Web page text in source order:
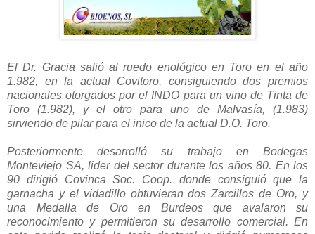
El Dr. Gracia salió al ruedo enológico en Toro en el año
1.982, en la actual Covitoro, consiguiendo dos premios
nacionales otorgados por el INDO para un vino de Tinta de
Toro (1.982), y el otro para uno de Malvasía, (1.983)
sirviendo de pilar para el inico de la actual D.O. Toro.
Posteriormente desarrolló su trabajo en Bodegas
Monteviejo SA, lider del sector durante los años 80. En los
90 dirigió Covinca Soc. Coop. donde consiguió que la
garnacha y el vidadillo obtuvieran dos Zarcillos de Oro, y
una Medalla de Oro en Burdeos que avalaron su
reconocimiento y permitieron su desarrollo comercial. En